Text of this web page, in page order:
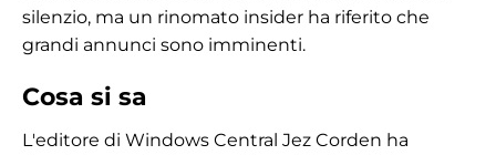
silenzio, ma un rinomato insider ha riferito che
grandi annunci sono imminenti.
Cosa si sa
L'editore di Windows Central Jez Corden ha